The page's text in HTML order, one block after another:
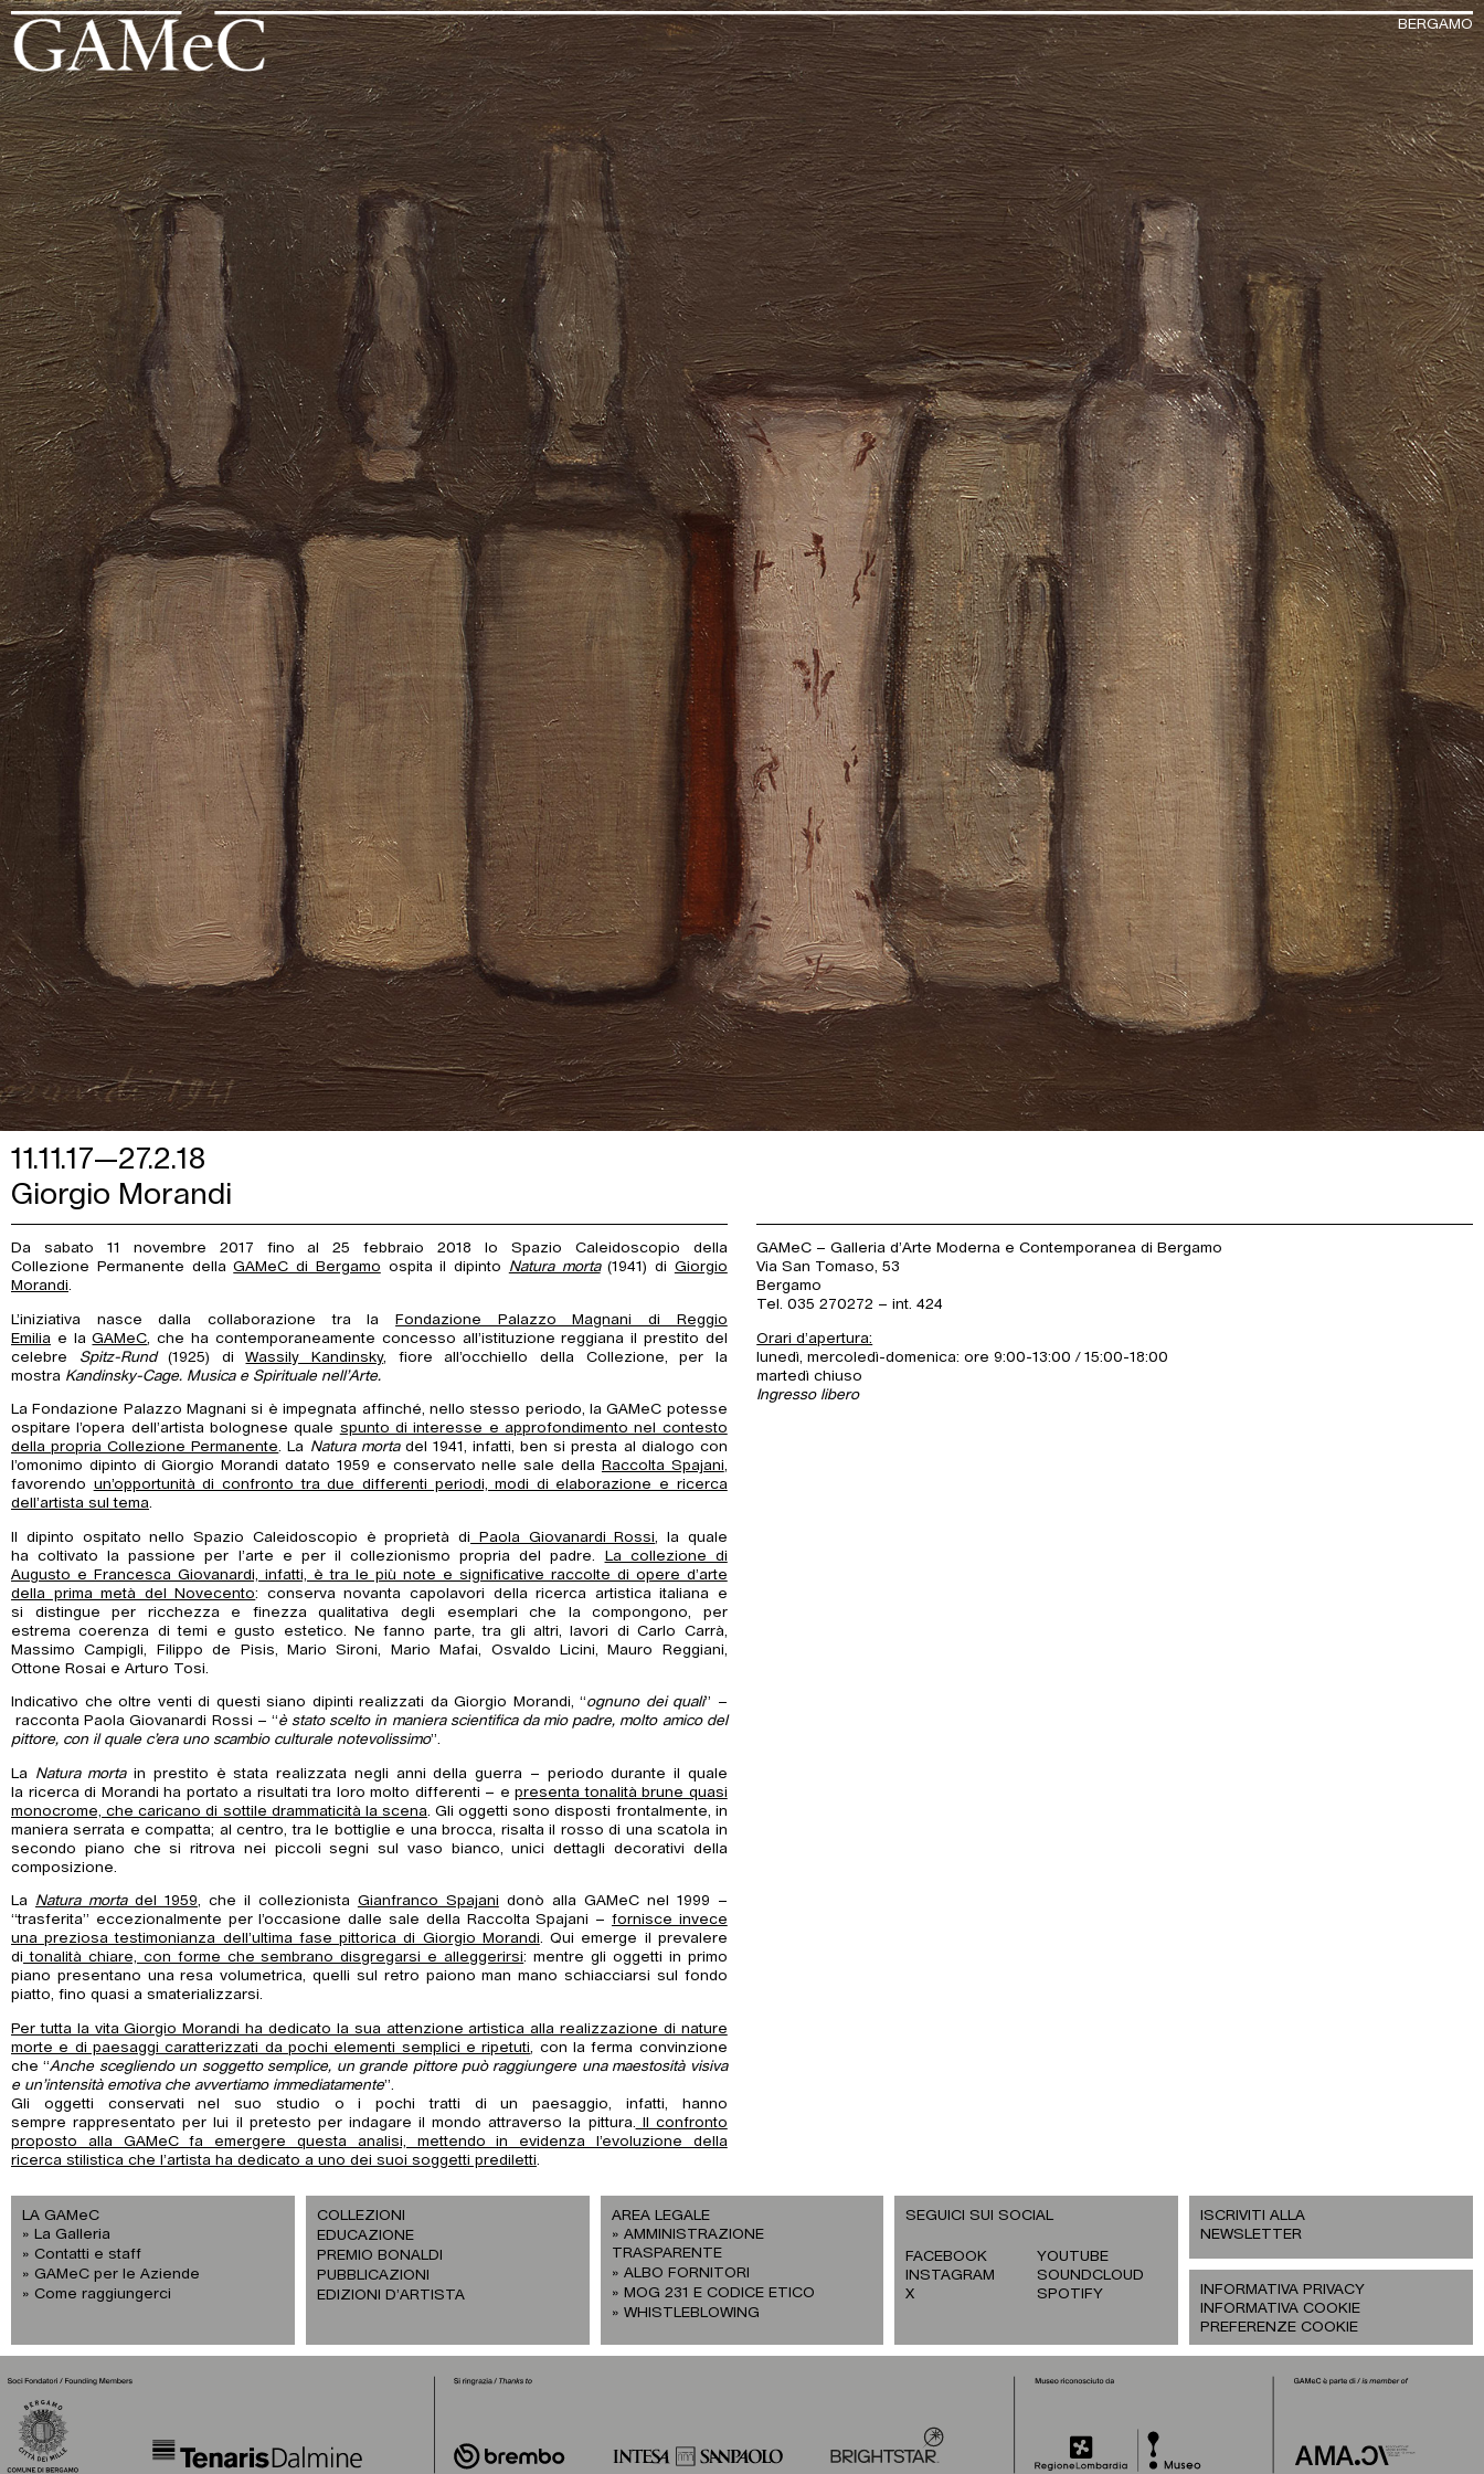
BERGAMO
11.11.17—27.2.18
Giorgio Morandi
Da sabato 11 novembre 2017 fino al 25 febbraio 2018 lo Spazio Caleidoscopio della
Collezione Permanente dellaGAMeC di Bergamo ospita il dipinto Natura morta(1941) di Giorgio
Morandi.
L’iniziativa nasce dalla collaborazione tra laFondazione Palazzo Magnani di Reggio
Emilia e laGAMeC, che ha contemporaneamente concesso all’istituzione reggiana il prestito del
celebre Spitz-Rund(1925) diWassily Kandinsky, fiore all’occhiello della Collezione, per la
mostra Kandinsky-Cage. Musica e Spirituale nell’Arte.
La Fondazione Palazzo Magnani si è impegnata affinché, nello stesso periodo, la GAMeC potesse
ospitare l’opera dell’artista bolognese quale spunto di interesse e approfondimento nel contesto
della propria Collezione Permanente. La Natura mortadel 1941, infatti, ben si presta al dialogo con
l’omonimo dipinto di Giorgio Morandi datato 1959 e conservato nelle sale della
Raccolta Spajani,
favorendo un’opportunità di confronto tra due differenti periodi, modi di elaborazione e ricerca
dell’artista sul tema.
Il dipinto ospitato nello Spazio Caleidoscopio è proprietà di Paola Giovanardi Rossi , la quale
ha coltivato la passione per l’arte e per il collezionismo propria del padre. La collezione di
Augusto e Francesca Giovanardi, infatti, è tra le più note e significative raccolte di opere d’arte
della prima metà del Novecento: conserva novanta capolavori della ricerca artistica italiana e
si distingue per ricchezza e finezza qualitativa degli esemplari che la compongono, per
estrema coerenza di temi e gusto estetico. Ne fanno parte, tra gli altri, lavori di Carlo Carrà,
Massimo Campigli, Filippo de Pisis, Mario Sironi, Mario Mafai, Osvaldo Licini, Mauro Reggiani,
Ottone Rosai e Arturo Tosi.
Indicativo che oltre venti di questi siano dipinti realizzati da Giorgio Morandi, “ognuno dei quali” –
racconta Paola Giovanardi Rossi – “è stato scelto in maniera scientifica da mio padre, molto amico del
pittore, con il quale c’era uno scambio culturale notevolissimo”.
La Natura mortain prestito è stata realizzata negli anni della guerra – periodo durante il quale
la ricerca di Morandi ha portato a risultati tra loro molto differenti – epresenta tonalità brune quasi
monocrome, che caricano di sottile drammaticità la scena . Gli oggetti sono disposti frontalmente, in
maniera serrata e compatta; al centro, tra le bottiglie e una brocca, risalta il rosso di una scatola in
secondo piano che si ritrova nei piccoli segni sul vaso bianco, unici dettagli decorativi della
composizione.
La Natura mortadel 1959, che il collezionista Gianfranco Spajani donò alla GAMeC nel 1999 –
“trasferita” eccezionalmente per l’occasione dalle sale della Raccolta Spajani – fornisce invece
una preziosa testimonianza dell’ultima fase pittorica di Giorgio Morandi. Qui emerge il prevalere
di tonalità chiare, con forme che sembrano disgregarsi e alleggerirsi: mentre gli oggetti in primo
piano presentano una resa volumetrica, quelli sul retro paiono man mano schiacciarsi sul fondo
piatto, fino quasi a smaterializzarsi.
Per tutta la vita Giorgio Morandi ha dedicato la sua attenzione artistica alla realizzazione di nature
morte e di paesaggi caratterizzati da pochi elementi semplici e ripetuti
, con la ferma convinzione
che “Anche scegliendo un soggetto semplice, un grande pittore può raggiungere una maestosità visiva
e un’intensità emotiva che avvertiamo immediatamente”.
Gli oggetti conservati nel suo studio o i pochi tratti di un paesaggio, infatti, hanno
sempre rappresentato per lui il pretesto per indagare il mondo attraverso la pittura.
Il confronto
proposto alla GAMeC fa emergere questa analisi, mettendo in evidenza l’evoluzione della
ricerca stilistica che l’artista ha dedicato a uno dei suoi soggetti prediletti
GAMeC – Galleria d’Arte Moderna e Contemporanea di Bergamo
Via San Tomaso, 53
Bergamo
Tel. 035 270272 – int. 424
Orari d’apertura:
lunedì, mercoledì-domenica: ore 9:00-13:00 / 15:00-18:00
martedì chiuso
Ingresso libero
LA GAMeC
La Galleria
Contatti e staff
GAMeC per le Aziende
Come raggiungerci
COLLEZIONI
EDUCAZIONE
PREMIO BONALDI
PUBBLICAZIONI
EDIZIONI D’ARTISTA
AREA LEGALE
AMMINISTRAZIONE
TRASPARENTE
ALBO FORNITORI
MOG 231 E CODICE ETICO
WHISTLEBLOWING
SEGUICI SUI SOCIAL
FACEBOOK
INSTAGRAM
X
YOUTUBE
SOUNDCLOUD
SPOTIFY
ISCRIVITI ALLA
NEWSLETTER
INFORMATIVA PRIVACY
INFORMATIVA COOKIE
PREFERENZE COOKIE